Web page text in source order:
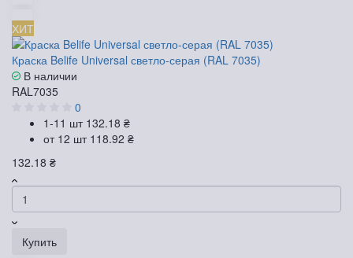
ХИТ
Краска Belife Universal светло-серая (RAL 7035)
В наличии
RAL7035
0
1-11 шт 132.18 ₴
от 12 шт 118.92 ₴
132.18 ₴
Купить